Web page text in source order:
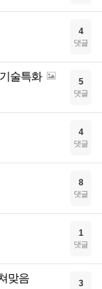
4
댓글
술특화 5
댓글
4
댓글
8
댓글
1
댓글
맞음 3